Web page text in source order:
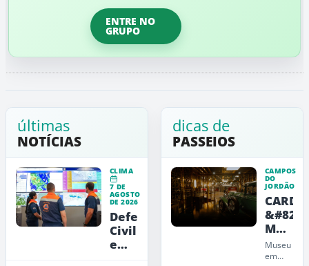
ENTRE NO
GRUPO
últimas
NOTÍCIAS
CLIMA
7 DE
AGOSTO
DE 2026
Defesa
Civil
emite
dicas de
PASSEIOS
CAMPOS
DO
JORDÃO
CARDE
Museu
de
Arte,
Museu
em